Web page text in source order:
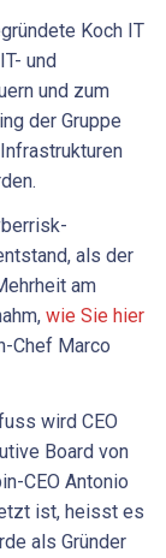
Koch IT
und
und zum
der Gruppe
als der
am
wie Sie hier
Chef Marco
wird CEO
Board von
CEO Antonio
ist, heisst es
als Gründer